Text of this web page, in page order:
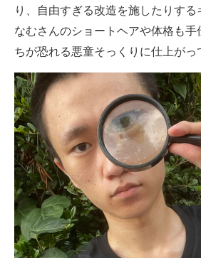
り、自由すぎる改造を施したりす
なむさんのショートヘアや体格も手
ちが恐れる悪童そっくりに仕上がっ